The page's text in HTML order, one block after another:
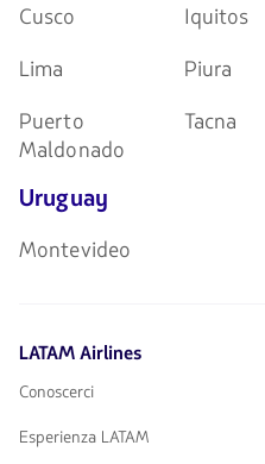
Cusco
Iquitos
Lima
Piura
Puerto
Maldonado
Tacna
Uruguay
Montevideo
LATAM Airlines
Conoscerci
Esperienza LATAM